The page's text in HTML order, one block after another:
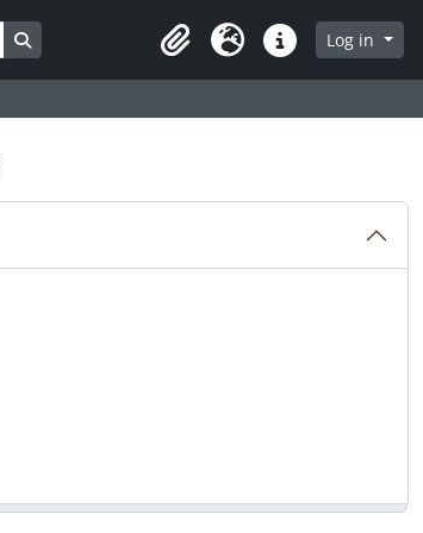
Search in browse page
ClipboardLanguageQuick linksLog in